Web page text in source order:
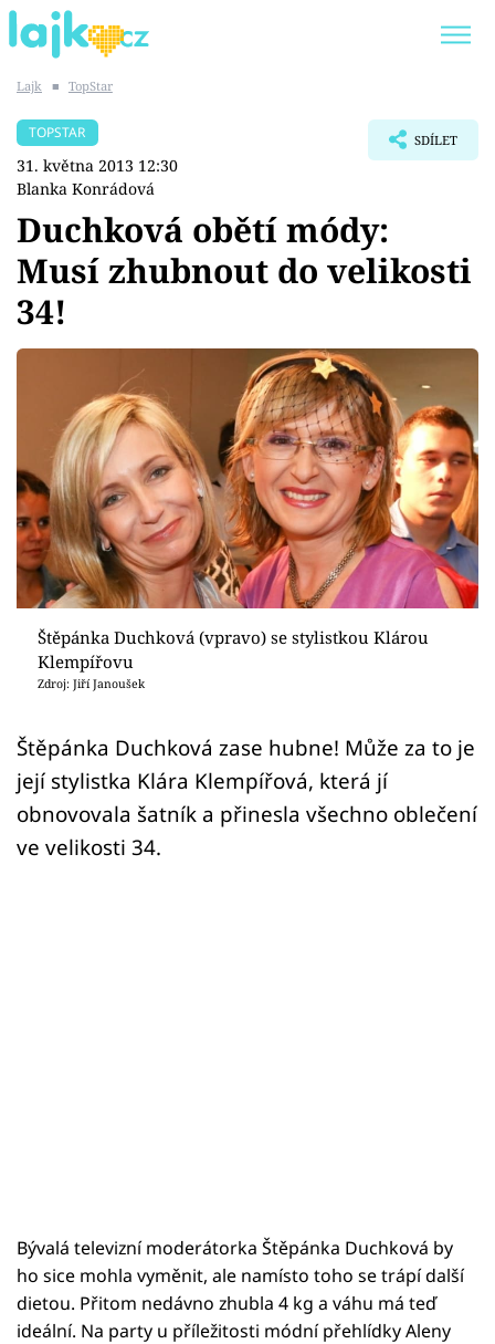
SHOPAHOLICADEL
Témata
Showbyznys
Youtubeři
Virály
Sex a vztahy
Videa
Sledujte prima+
Přihlášení
Sledujte nás
Lajk ■ TopStar
TOPSTAR
31. května 2013 12:30
Blanka Konrádová
SDÍLET
Duchková obětí módy:
Musí zhubnout do velikosti
34!
Štěpánka Duchková (vpravo) se stylistkou Klárou
Klempířovu
Zdroj: Jiří Janoušek
Štěpánka Duchková zase hubne! Může za to je
její stylistka Klára Klempířová, která jí
obnovovala šatník a přinesla všechno oblečení
ve velikosti 34.
Bývalá televizní moderátorka Štěpánka Duchková by
ho sice mohla vyměnit, ale namísto toho se trápí další
dietou. Přitom nedávno zhubla 4 kg a váhu má teď
ideální. Na party u příležitosti módní přehlídky Aleny